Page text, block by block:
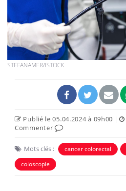
STEFANAMER/ISTOCK
Publié le 05.04.2024 à 09h00 |
Commenter
Mots clés : cancer colorectal
coloscopie